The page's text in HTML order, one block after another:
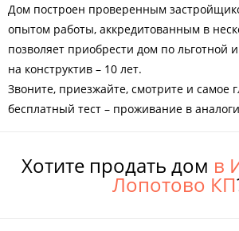
Дом построен проверенным
опытом работы, аккредитованным в
позволяет приобрести дом по льготной
на конструктив – 10 лет.
Звоните, приезжайте, смотрите и самое
бесплатный тест – проживание в
Хотите продать дом в
Лопотово КП